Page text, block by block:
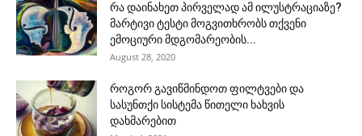
რა დაინახეთ პირველად ამ ილუსტრაციაზე?
მარტივი ტესტი მოგვითხრობს თქვენი
ემოციური მდგომარეობის...
August 28, 2020
როგორ გავიწმინდოთ ფილტვები და
სასუნთქი სისტემა წითელი ხახვის
დახმარებით